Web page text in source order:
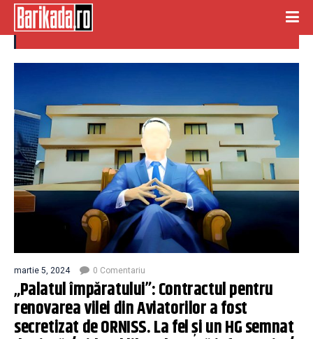
contract secretizat
martie 5, 2024 0 Comentariu
„Palatul împăratului”: Contractul pentru
renovarea vilei din Aviatorilor a fost
secretizat de ORNISS. La fel și un HG semnat